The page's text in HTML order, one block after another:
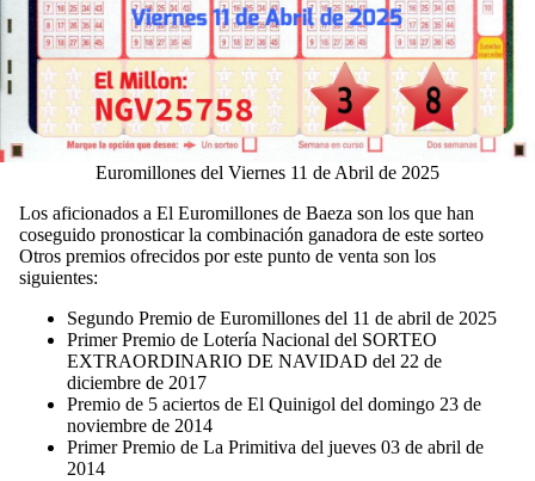
Euromillones del Viernes 11 de Abril de 2025
Los aficionados a El Euromillones de Baeza son los que han
coseguido pronosticar la combinación ganadora de este sorteo
Otros premios ofrecidos por este punto de venta son los
siguientes:
Segundo Premio de Euromillones del 11 de abril de 2025
Primer Premio de Lotería Nacional del SORTEO
EXTRAORDINARIO DE NAVIDAD del 22 de
diciembre de 2017
Premio de 5 aciertos de El Quinigol del domingo 23 de
noviembre de 2014
Primer Premio de La Primitiva del jueves 03 de abril de
2014